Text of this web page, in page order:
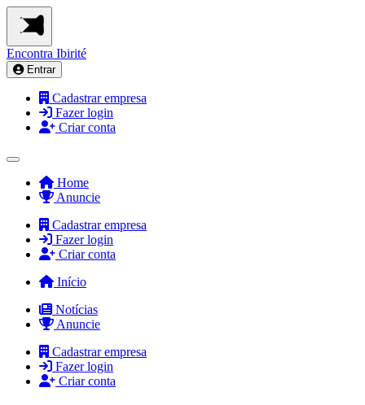
Encontra Ibirité
Entrar
Cadastrar empresa
Fazer login
Criar conta
Home
Anuncie
Cadastrar empresa
Fazer login
Criar conta
Início
Notícias
Anuncie
Cadastrar empresa
Fazer login
Criar conta